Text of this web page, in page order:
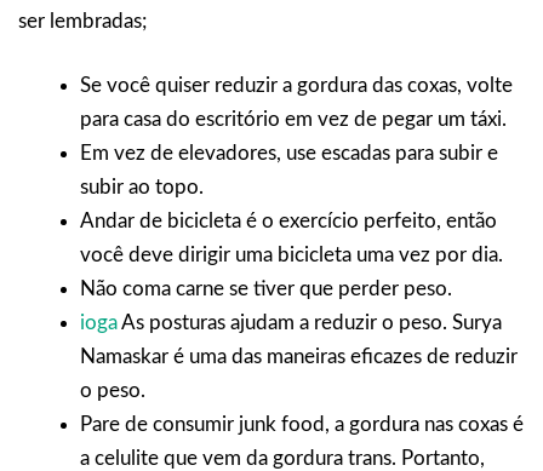
ser lembradas;
Se você quiser reduzir a gordura das coxas, volte
para casa do escritório em vez de pegar um táxi.
Em vez de elevadores, use escadas para subir e
subir ao topo.
Andar de bicicleta é o exercício perfeito, então
você deve dirigir uma bicicleta uma vez por dia.
Não coma carne se tiver que perder peso.
iogaAs posturas ajudam a reduzir o peso. Surya
Namaskar é uma das maneiras eficazes de reduzir
o peso.
Pare de consumir junk food, a gordura nas coxas é
a celulite que vem da gordura trans. Portanto,